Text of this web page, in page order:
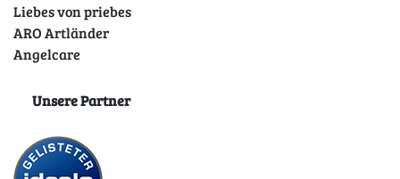
Liebes von priebes
ARO Artländer
Angelcare
Unsere Partner